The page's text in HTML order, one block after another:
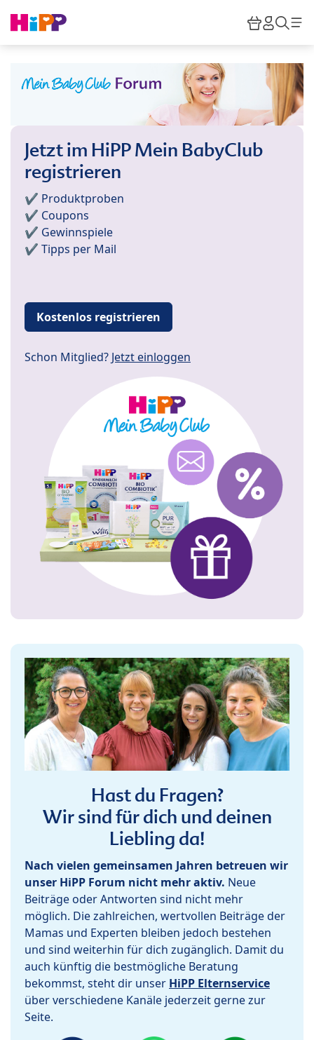
HiPP
Jetzt im HiPP Mein BabyClub
registrieren
✔️ Produktproben
✔️ Coupons
✔️ Gewinnspiele
✔️ Tipps per Mail
Kostenlos registrieren
Schon Mitglied? Jetzt einloggen
Hast du Fragen?
Wir sind für dich und deinen
Liebling da!
Nach vielen gemeinsamen Jahren betreuen wir
unser HiPP Forum nicht mehr aktiv. Neue
Beiträge oder Antworten sind nicht mehr
möglich. Die zahlreichen, wertvollen Beiträge der
Mamas und Experten bleiben jedoch bestehen
und sind weiterhin für dich zugänglich. Damit du
auch künftig die bestmögliche Beratung
bekommst, steht dir unser HiPP Elternservice
über verschiedene Kanäle jederzeit gerne zur
Seite.